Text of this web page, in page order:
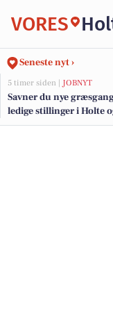
VORES
Seneste nyt ›
5 timer siden | JOBNYT
Savner du nye
ledige stillinger i Holte